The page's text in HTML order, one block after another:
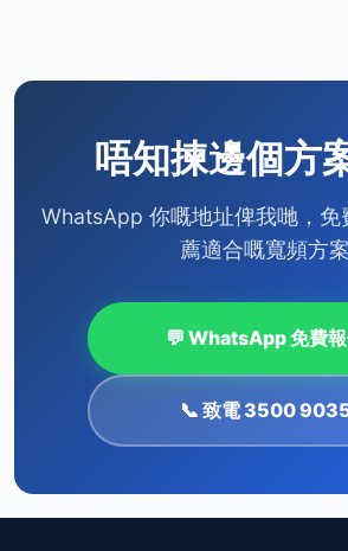
唔知揀邊個方
WhatsApp 你嘅地址俾我哋，免
薦適合嘅寬頻方案
💬 WhatsApp 免費
📞 致電 3500